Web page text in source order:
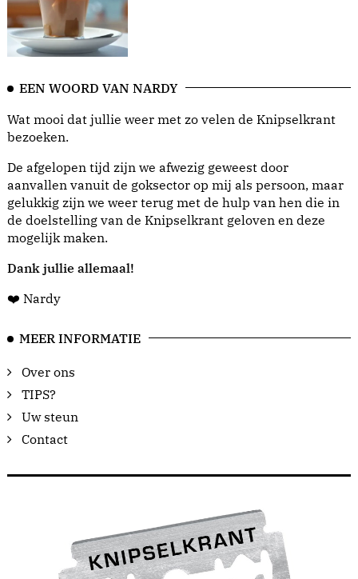
EEN WOORD VAN NARDY
Wat mooi dat jullie weer met zo velen de Knipselkrant
bezoeken.
De afgelopen tijd zijn we afwezig geweest door
aanvallen vanuit de goksector op mij als persoon, maar
gelukkig zijn we weer terug met de hulp van hen die in
de doelstelling van de Knipselkrant geloven en deze
mogelijk maken.
Dank jullie allemaal!
❤️ Nardy
MEER INFORMATIE
Over ons
TIPS?
Uw steun
Contact